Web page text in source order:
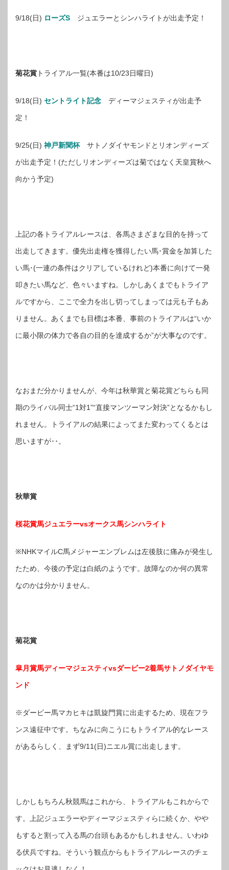
9/18(日) ローズS ジュエラーとシンハライトが出走予定！
菊花賞 トライアル一覧(本番は10/23日曜日)
9/18(日) セントライト記念 ディーマジェスティが出走予
定！
9/25(日) 神戸新聞杯サトノダイヤモンドとリオンディーズ
が出走予定！(ただしリオンディーズは菊ではなく天皇賞秋へ
向かう予定)
上記の各トライアルレースは、各馬さまざまな目的を持って
出走してきます。優先出走権を獲得したい馬･賞金を加算した
い馬･(一連の条件はクリアしているけれど)本番に向けて一発
叩きたい馬など、色々いますね。しかしあくまでもトライア
ルですから、ここで全力を出し切ってしまっては元も子もあ
りません。あくまでも目標は本番、事前のトライアルは“いか
に最小限の体力で各自の目的を達成するか”が大事なのです。
なおまだ分かりませんが、今年は秋華賞と菊花賞どちらも同
期のライバル同士“1対1”“直接マンツーマン対決”となるかもし
れません。トライアルの結果によってまた変わってくるとは
思いますが･･。
秋華賞
桜花賞馬ジュエラーvsオークス馬シンハライト
※NHKマイルC馬メジャーエンブレムは左後肢に痛みが発生し
たため、今後の予定は白紙のようです。故障なのか何の異常
なのかは分かりません。
菊花賞
皐月賞馬ディーマジェスティvsダービー2着馬サトノダイヤモ
ンド
※ダービー馬マカヒキは凱旋門賞に出走するため、現在フラ
ンス遠征中です。ちなみに向こうにもトライアル的なレース
があるらしく、まず9/11(日)ニエル賞に出走します。
しかしもちろん秋競馬はこれから、トライアルもこれからで
す。上記ジュエラーやディーマジェスティらに続くか、やや
もすると割って入る馬の台頭もあるかもしれません。いわゆ
る伏兵ですね。そういう観点からもトライアルレースのチェ